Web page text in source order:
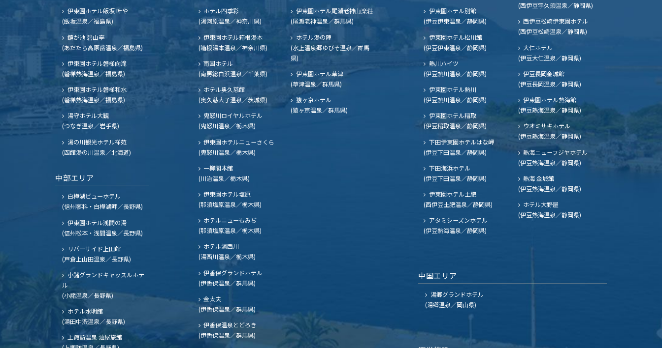
伊東園ホテル飯坂 叶や
(飯坂温泉／福島県)
鏡が池 碧山亭
(あだたら高原岳温泉／福島県)
伊東園ホテル磐梯向滝
(磐梯熱海温泉／福島県)
伊東園ホテル磐梯和水
(磐梯熱海温泉／福島県)
湯守ホテル大観
(つなぎ温泉／岩手県)
湯の川観光ホテル祥苑
(函館湯の川温泉／北海道)
中部エリア
白樺湖ビューホテル
(信州蓼科・白樺湖畔／長野県)
伊東園ホテル浅間の湯
(信州松本・浅間温泉／長野県)
リバーサイド上田館
(戸倉上山田温泉／長野県)
小諸グランドキャッスルホテ
ル
(小諸温泉／長野県)
ホテル水明館
(湯田中渋温泉／長野県)
上諏訪温泉 油屋旅館
ホテル四季彩
(湯河原温泉／神奈川県)
伊東園ホテル箱根湯本
(箱根湯本温泉／神奈川県)
南国ホテル
(南房総白浜温泉／千葉県)
ホテル奥久慈館
(奥久慈大子温泉／茨城県)
鬼怒川ロイヤルホテル
(鬼怒川温泉／栃木県)
伊東園ホテルニューさくら
(鬼怒川温泉／栃木県)
一柳閣本館
(川治温泉／栃木県)
伊東園ホテル塩原
(那須塩原温泉／栃木県)
ホテルニューもみぢ
(那須塩原温泉／栃木県)
ホテル湯西川
(湯西川温泉／栃木県)
伊香保グランドホテル
(伊香保温泉／群馬県)
金太夫
(伊香保温泉／群馬県)
伊香保温泉とどろき
(伊香保温泉／群馬県)
伊東園ホテル尾瀬老神山楽荘
(尾瀬老神温泉／群馬県)
ホテル湯の陣
(水上温泉郷ゆびそ温泉／群馬
県)
伊東園ホテル草津
(草津温泉／群馬県)
猿ヶ京ホテル
(猿ヶ京温泉／群馬県)
伊東園ホテル別館
(伊豆伊東温泉／静岡県)
伊東園ホテル松川館
(伊豆伊東温泉／静岡県)
熱川ハイツ
(伊豆熱川温泉／静岡県)
伊東園ホテル熱川
(伊豆熱川温泉／静岡県)
伊東園ホテル稲取
(伊豆稲取温泉／静岡県)
下田伊東園ホテルはな岬
(伊豆下田温泉／静岡県)
下田海浜ホテル
(伊豆下田温泉／静岡県)
伊東園ホテル土肥
(西伊豆土肥温泉／静岡県)
(西伊豆宇久須温泉／静岡県)
西伊豆松崎伊東園ホテル
(西伊豆松崎温泉／静岡県)
大仁ホテル
(伊豆大仁温泉／静岡県)
伊豆長岡金城館
(伊豆長岡温泉／静岡県)
伊東園ホテル熱海館
(伊豆熱海温泉／静岡県)
ウオミサキホテル
(伊豆熱海温泉／静岡県)
熱海ニューフジヤホテル
(伊豆熱海温泉／静岡県)
熱海 金城館
(伊豆熱海温泉／静岡県)
ホテル大野屋
(伊豆熱海温泉／静岡県)
アタミシーズンホテル
(伊豆熱海温泉／静岡県)
中国エリア
湯郷グランドホテル
(湯郷温泉／岡山県)